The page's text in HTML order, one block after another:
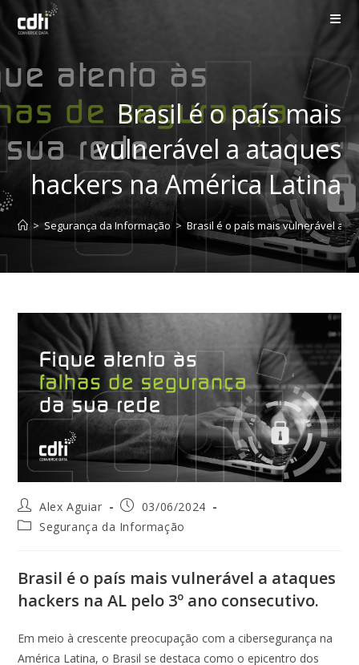
para
conteúdo
Brasil é o país mais
vulnerável a ataques
hackers na América Latina
> Segurança da Informação > Brasil é o país mais vulnerável a
Autor
do
post:
Alex Aguiar
Post
publicado:
03/06/2024
Categoria
Segurança da Informação
Brasil é o país mais vulnerável a ataques
hackers na AL pelo 3º ano consecutivo.
Em meio à crescente preocupação com a cibersegurança na
América Latina, o Brasil se destaca como o epicentro dos